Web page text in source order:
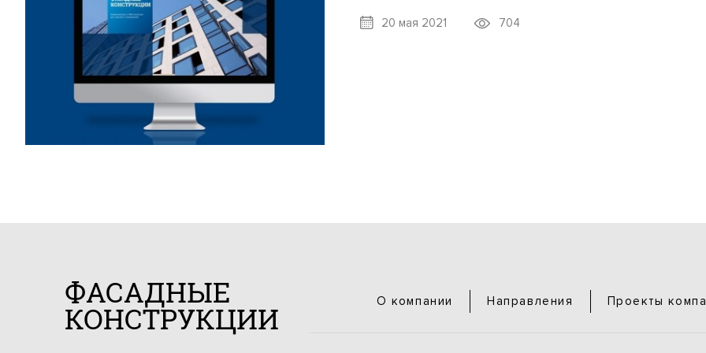
20 мая 2021 704
ФАСАДНЫЕ
КОНСТРУКЦИИ О компании Направления Проекты